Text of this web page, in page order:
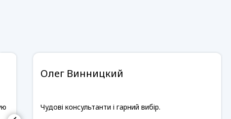
Олег Винницкий
Чудові консультанти і гарний вибір.